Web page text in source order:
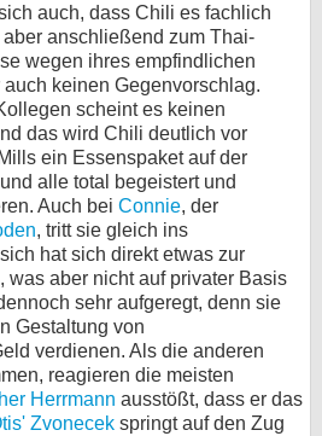
auch, dass Chili es fachlich
anschließend zum Thai-
wegen ihres empfindlichen
keinen Gegenvorschlag.
scheint es keinen
das wird Chili deutlich vor
ein Essenspaket auf der
alle total begeistert und
Auch bei Connie, der
, tritt sie gleich ins
hat sich direkt etwas zur
was aber nicht auf privater Basis
sehr aufgeregt, denn sie
Gestaltung von
verdienen. Als die anderen
reagieren die meisten
Herrmann ausstößt, dass er das
Zvonecek springt auf den Zug
Desktop-Ansicht
myFanbase